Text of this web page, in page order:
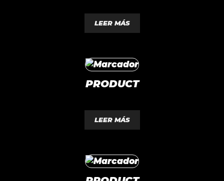
0
d
e
5
LEER MÁS
PRODUCT
0
d
e
5
LEER MÁS